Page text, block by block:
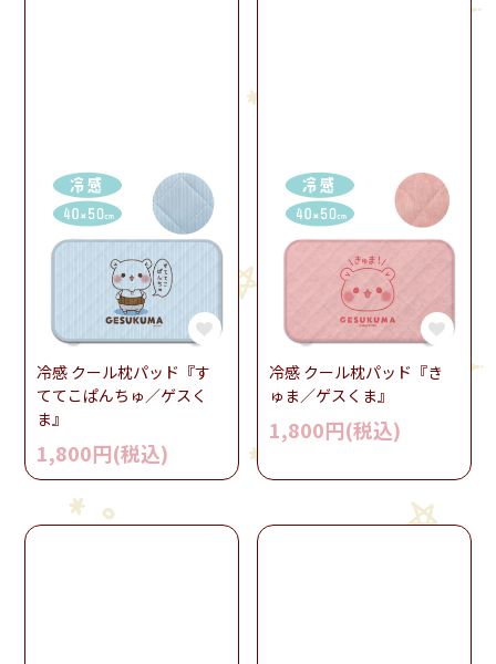
冷感 クール枕パッド『す
ててこぱんちゅ／ゲスく
ま』
1,800円(税込)
冷感 クール枕パッド『き
ゅま／ゲスくま』
1,800円(税込)